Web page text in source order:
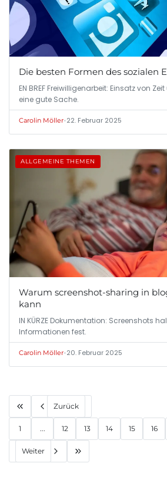
Die besten Formen des sozialen
EN BREF Freiwilligenarbeit: Einsatz von
eine gute Sache.
Carolin Möller•22. Februar 2025
ALLGEMEINE THEMEN
Warum screenshot-sharing in
kann
IN KÜRZE Dokumentation: Screenshots
Informationen fest.
Carolin Möller•20. Februar 2025
Zurück
1 ... 12 13 14 15 16
Weiter